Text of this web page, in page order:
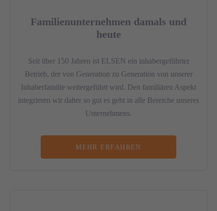
Familienunternehmen damals und
heute
Seit über 150 Jahren ist ELSEN ein inhabergeführter
Betrieb, der von Generation zu Generation von unserer
Inhaberfamilie weitergeführt wird. Den familiären Aspekt
integrieren wir daher so gut es geht in alle Bereiche unseres
Unternehmens.
MEHR ERFAHREN